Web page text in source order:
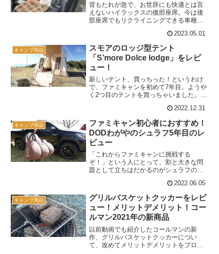
背もたれが急で、お世辞にも快適とは言
えないハイラックスの後部座席。今は後
部座席でもリクライニングできる車種が
うしても見劣りして、「ファミリーカー
としては検討できない」という人も多い
のでは。そんな人にぜひ試...
2023.05.01
キャンプ用品
スモアのロッジ型テント
「S’more Dolce lodge」をレビ
ュー！
新しいテント、買っちった！というわけ
で、ファミキャンを初めて7年目。ようや
く2つ目のテントを買っちゃいました。
ジ）」その名の通りいわゆるロッジ型っ
て言われるタイプのテントで、見た目が
かわい...
2022.12.31
キャンプ用品
ファミキャン初心者におすすめ！
DODわがやのシュラフ5年目のレ
ビュー
「これからファミキャンに挑戦する
ぞ！」という人にとって、割と大きな問
題として立ちはだかるのがシュラフの確
用意するとなるとそれなりの負担になり
ます。ふつうはね。我が家の場合、家族5
人でキャンプをしても、使う...
2022.06.05
キャンプ用品
グリルバスケットクッカーをレビ
ュー！メリットデメリット！コー
ルマン2021年の新商品
以前動画でも紹介したコールマンの新
作、グリルバスケットクッカーについ
て、改めてメリットデメリットをブログ